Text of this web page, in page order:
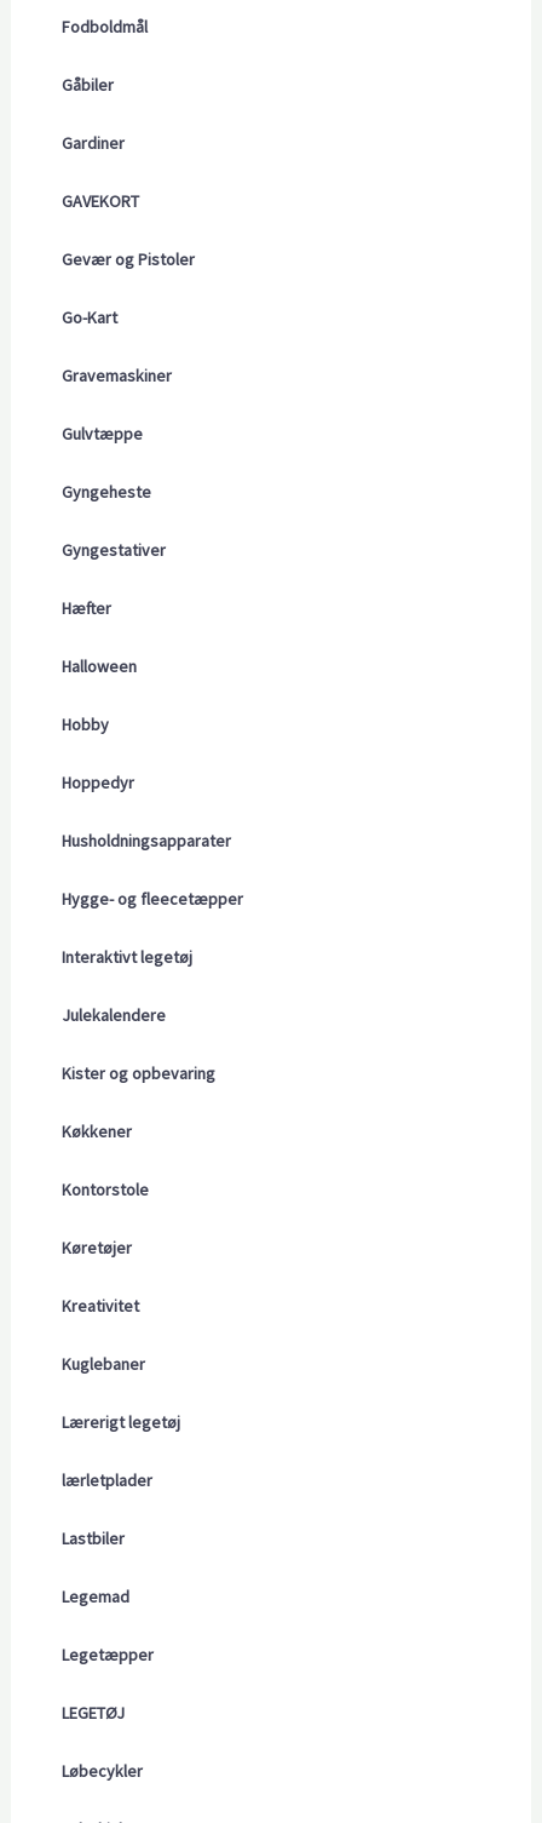
Fodboldmål
Gåbiler
Gardiner
GAVEKORT
Gevær og Pistoler
Go-Kart
Gravemaskiner
Gulvtæppe
Gyngeheste
Gyngestativer
Hæfter
Halloween
Hobby
Hoppedyr
Husholdningsapparater
Hygge- og fleecetæpper
Interaktivt legetøj
Julekalendere
Kister og opbevaring
Køkkener
Kontorstole
Køretøjer
Kreativitet
Kuglebaner
Lærerigt legetøj
lærletplader
Lastbiler
Legemad
Legetæpper
LEGETØJ
Løbecykler